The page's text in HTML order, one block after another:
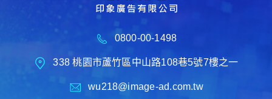
0800-00-1498
338 桃園市蘆竹區中山路108巷5號7樓之一
wu218@image-ad.com.tw